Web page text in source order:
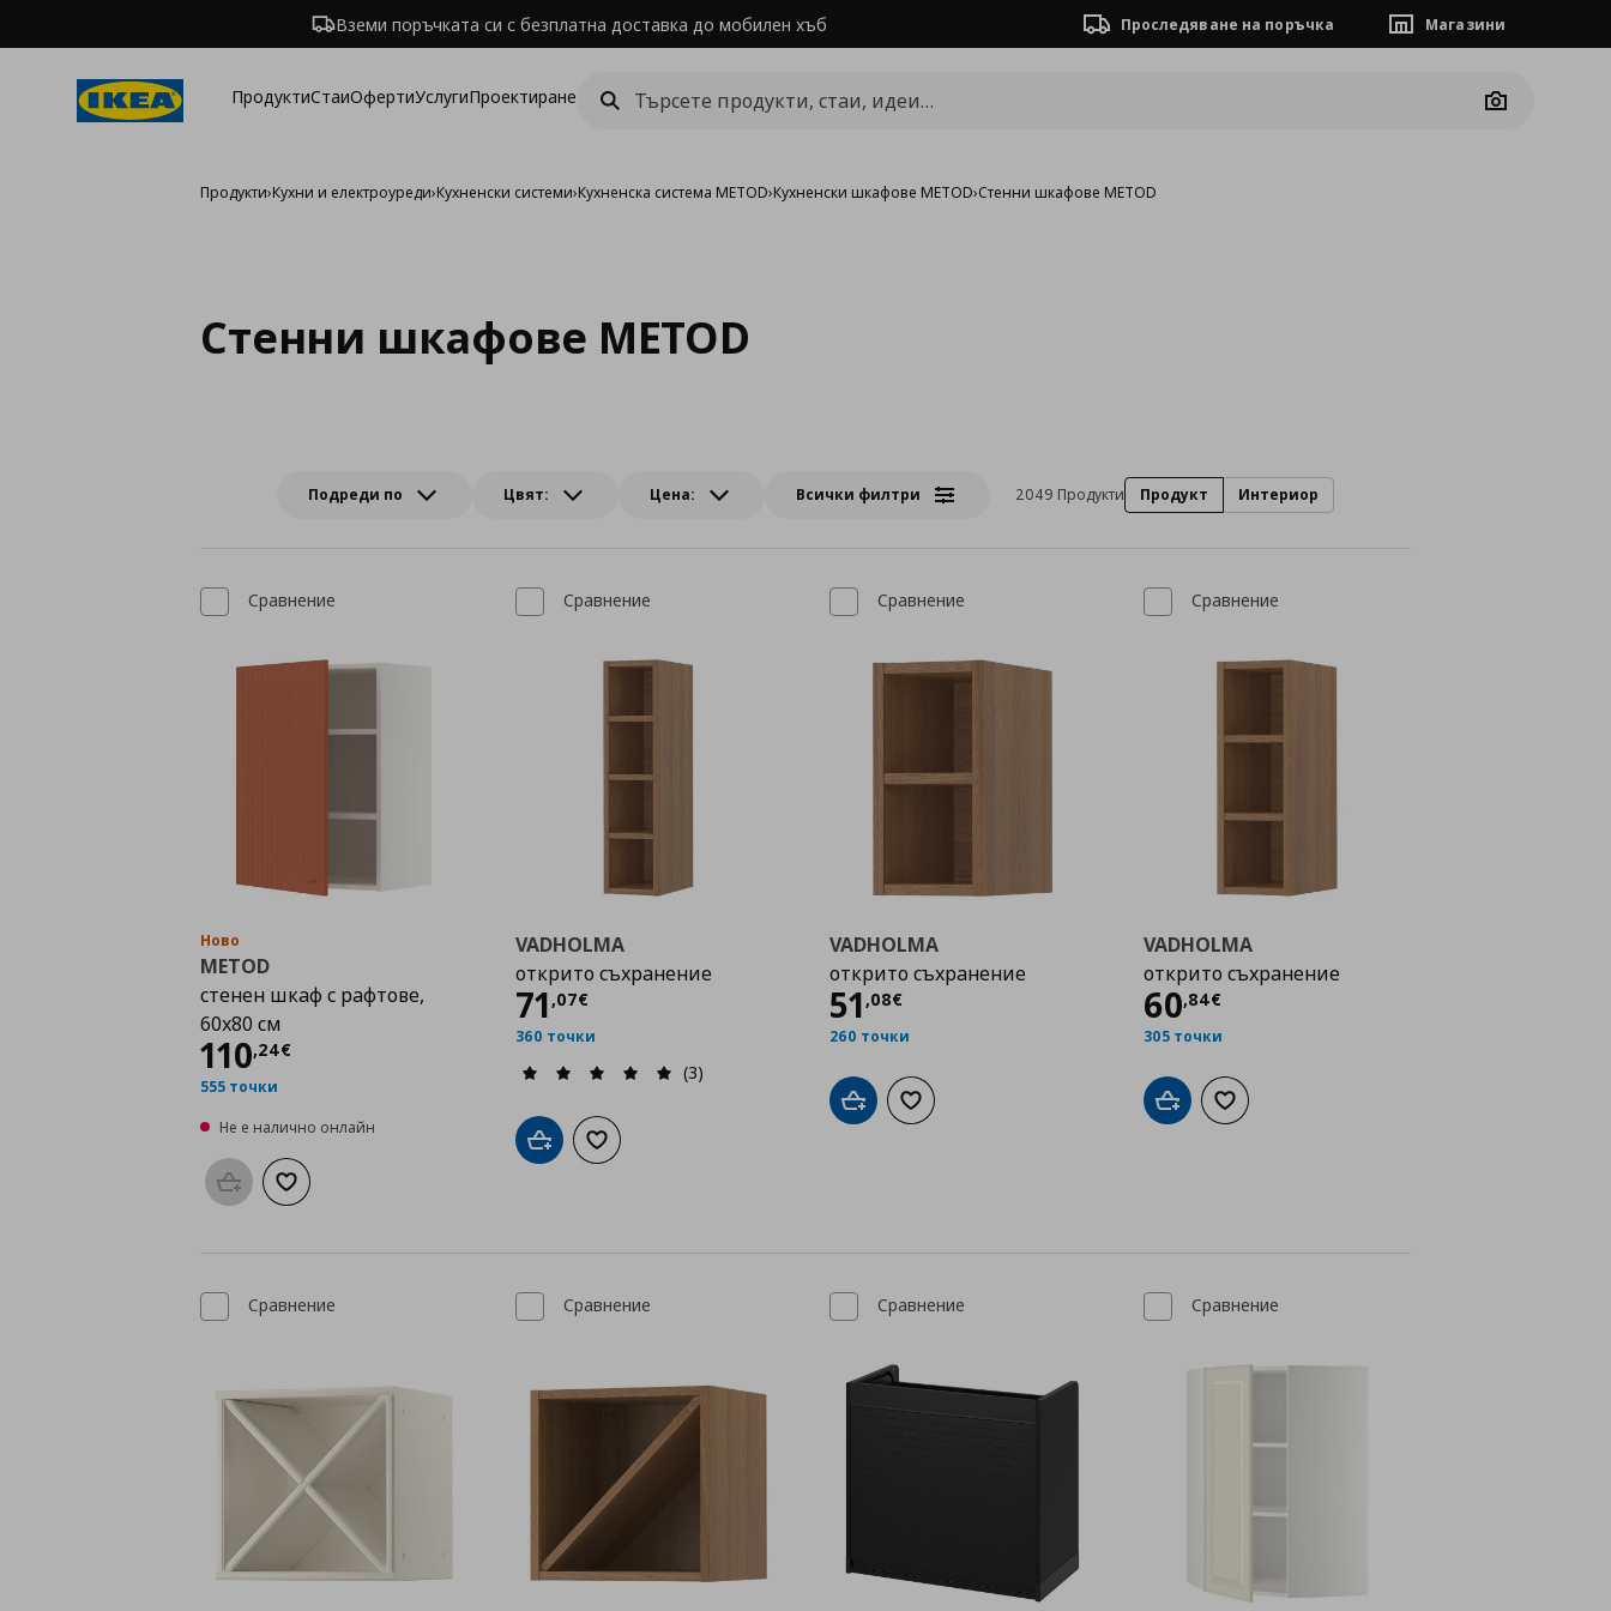
Вземи поръчката си с безплатна доставка до мобилен хъб Проследяване на поръчка Магазини
ПродуктиСтаиОфертиУслугиПроектиране
Camera
Продукти›Кухни и електроуреди›Кухненски системи›Кухненска система METOD›Кухненски шкафове METOD›Стенни шкафове METOD
Стенни шкафове METOD
Подреди по Цвят: Цена: Всички филтри 2049 Продукти Продукт Интериор
Сравнение
Ново
METOD
стенен шкаф с рафтове,
60x80 см
110,24€
Цена
555 точки
Не е налично онлайн
Προσθήκη στο καλάθι
Добави към списъка с любими
Сравнение
VADHOLMA
открито съхранение
71 ,07€
Цена
360 точки
(3)
Добави в кошницата
Добави към списъка с любими
Сравнение
VADHOLMA
открито съхранение
51 ,08€
Цена
260 точки
Добави в кошницата
Добави към списъка с любими
Сравнение
VADHOLMA
открито съхранение
60,84€
Цена
305 точки
Добави в кошницата
Добави към списъка с любими
Сравнение Сравнение Сравнение Сравнение